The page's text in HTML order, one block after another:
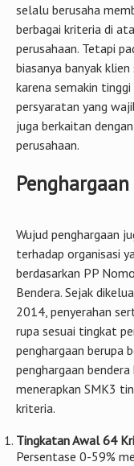
selalu berusaha
berbagai kriteria di
perusahaan. Tetapi
biasanya banyak
karena semakin
persyaratan yang
juga berkaitan
perusahaan.
Wujud penghargaan
terhadap organisasi
berdasarkan PP
Bendera. Sejak
2014, penyerahan
rupa sesuai tingkat
penghargaan berupa
penghargaan
menerapkan SMK3
kriteria.
Tingkatan Awal 64
Persentase 0-59%